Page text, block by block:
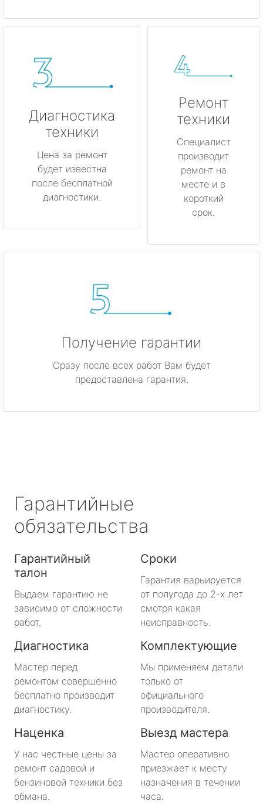
Диагностика
техники
Цена за ремонт
будет известна
после бесплатной
диагностики.
Ремонт
техники
Специалист
производит
ремонт на
месте и в
короткий
срок.
Получение гарантии
Сразу после всех работ Вам будет
предоставлена гарантия.
Гарантийные
обязательства
Гарантийный
талон
Выдаем гарантию не
зависимо от сложности
работ.
Сроки
Гарантия варьируется
от полугода до 2-х лет
смотря какая
неисправность.
Диагностика
Мастер перед
ремонтом совершенно
бесплатно производит
диагностику.
Комплектующие
Мы применяем детали
только от
официального
производителя.
Наценка
У нас честные цены за
ремонт садовой и
бензиновой техники без
обмана.
Выезд мастера
Мастер оперативно
приезжает к месту
назначения в течении
часа.